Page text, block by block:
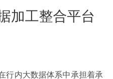
加工整合平台
行内大数据体系中承担着承